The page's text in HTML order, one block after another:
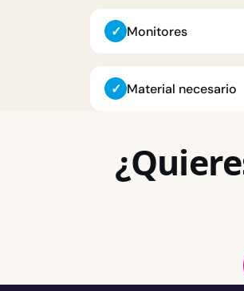
✓ Monitores
✓ Material necesario